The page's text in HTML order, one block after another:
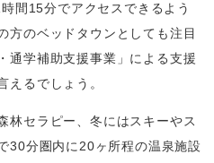
間15分でアクセスできるよう
方のベッドタウンとしても注目
通学補助支援事業」による支援
えるでしょう。
林セラピー、冬にはスキーやス
30分圏内に20ヶ所程の温泉施設